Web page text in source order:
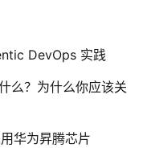
DevOps 实践
么？为什么你应该关
华为昇腾芯片